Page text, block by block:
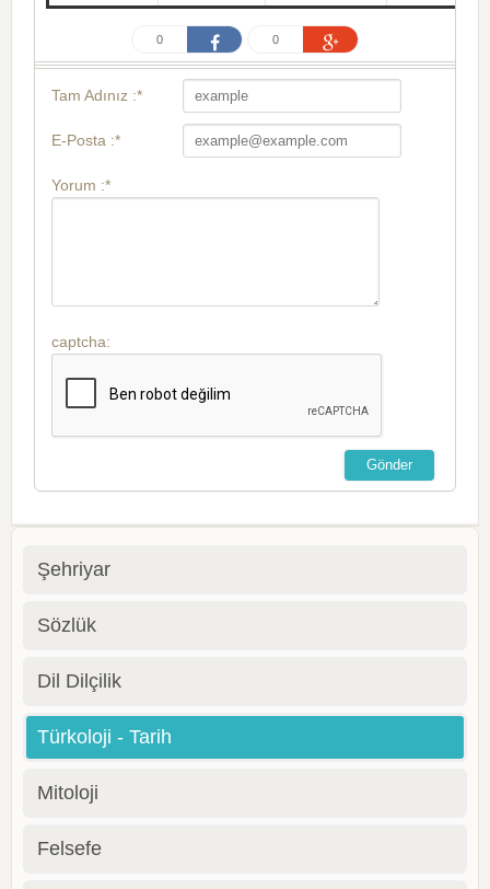
0 0
Tam Adınız :*
E-Posta :*
Yorum :*
captcha:
Şehriyar
Sözlük
Dil Dilçilik
Türkoloji - Tarih
Mitoloji
Felsefe